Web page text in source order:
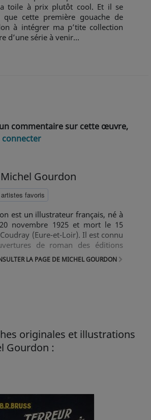
toile à prix plutôt cool. Et il se
cette première gouache de
à intégrer ma p’tite collection
d’une série à venir…
commentaire sur cette œuvre,
connecter
Gourdon
favoris
est un illustrateur français, né à
novembre 1925 et mort le 15
(Eure-et-Loir). Il est connu
de roman des éditions
est le frère de l’illustrateur Aslan.
LA PAGE DE MICHEL GOURDON
originales et illustrations
Gourdon :